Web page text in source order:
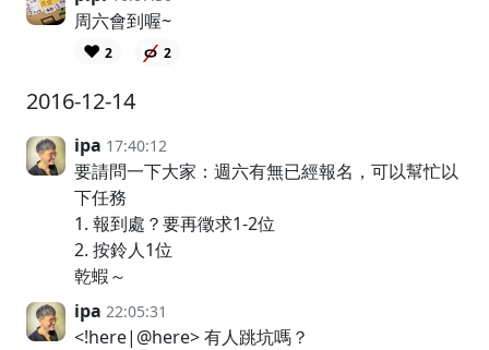
周六會到喔~
❤️ 2 2
2016-12-14
ipa 17:40:12
要請問一下大家：週六有無已經報名，可以幫忙以
下任務
1. 報到處？要再徵求1-2位
2. 按鈴人1位
乾蝦～
ipa 22:05:31
<!here|@here> 有人跳坑嗎？